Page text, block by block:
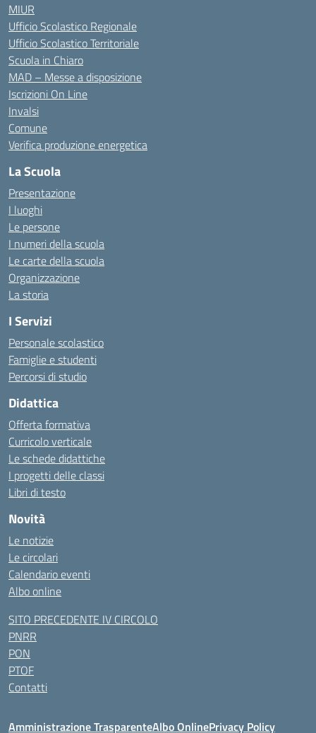
MIUR
Ufficio Scolastico Regionale
Ufficio Scolastico Territoriale
Scuola in Chiaro
MAD – Messe a disposizione
Iscrizioni On Line
Invalsi
Comune
Verifica produzione energetica
La Scuola
Presentazione
I luoghi
Le persone
I numeri della scuola
Le carte della scuola
Organizzazione
La storia
I Servizi
Personale scolastico
Famiglie e studenti
Percorsi di studio
Didattica
Offerta formativa
Curricolo verticale
Le schede didattiche
I progetti delle classi
Libri di testo
Novità
Le notizie
Le circolari
Calendario eventi
Albo online
SITO PRECEDENTE IV CIRCOLO
PNRR
PON
PTOF
Contatti
Amministrazione TrasparenteAlbo OnlinePrivacy Policy